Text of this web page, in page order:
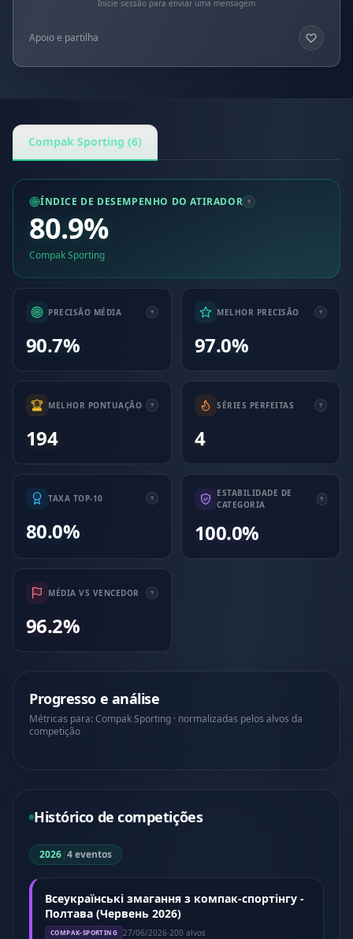
Inicie sessão para enviar uma mensagem
Apoio e partilha
Compak Sporting (6)
ÍNDICE DE DESEMPENHO DO ATIRADOR
80.9%
Compak Sporting
PRECISÃO MÉDIA
90.7%
MELHOR PRECISÃO
97.0%
MELHOR PONTUAÇÃO
194
SÉRIES PERFEITAS
4
TAXA TOP-10
80.0%
ESTABILIDADE DE
CATEGORIA
100.0%
MÉDIA VS VENCEDOR
96.2%
Progresso e análise
Métricas para: Compak Sporting · normalizadas pelos alvos da
competição
Histórico de competições
2026|4 eventos
Всеукраїнські змагання з компак-спортінгу -
Полтава (Червень 2026)
COMPAK-SPORTING 27/06/2026·200 alvos